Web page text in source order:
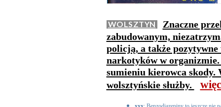
WOLSZTYN
Znaczne
zabudowanym,
policją, a także
narkotyków w
sumieniu kierowca skody.
wolsztyńskie służby.